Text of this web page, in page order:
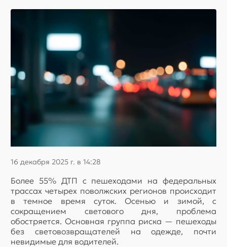
16 декабря 2025 г. в 14:28
Более 55% ДТП с пешеходами на федеральных
трассах четырех поволжских регионов происходит
в темное время суток. Осенью и зимой, с
сокращением светового дня, проблема
обостряется. Основная группа риска — пешеходы
без световозвращателей на одежде, почти
невидимые для водителей.